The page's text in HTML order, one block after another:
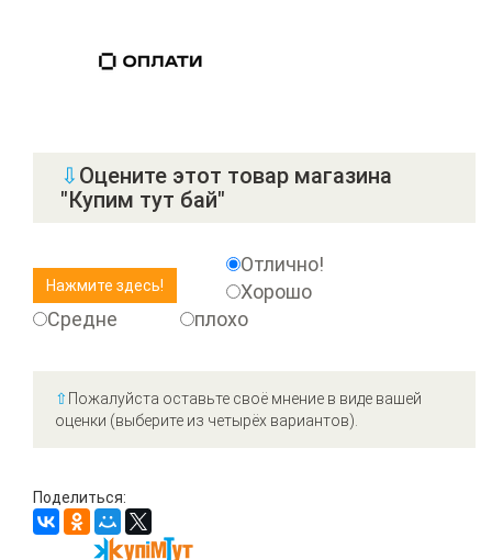
⇩ Оцените этот товар магазина
"Купим тут бай"
Отлично!
Хорошо
Средне
плохо
⇧ Пожалуйста оставьте своё мнение в виде вашей
оценки (выберите из четырёх вариантов).
Поделиться: